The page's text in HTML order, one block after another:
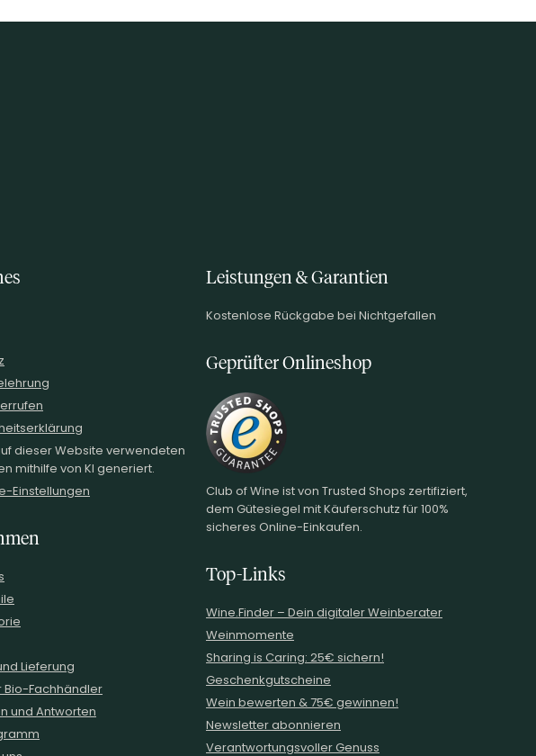
dieser Website verwendeten
mithilfe von KI generiert.
Einstellungen
Lieferung
Bio-Fachhändler
und Antworten
Leistungen & Garantien
Kostenlose Rückgabe bei Nichtgefallen
Geprüfter Onlineshop
Club of Wine ist von Trusted Shops zertifiziert,
dem Gütesiegel mit Käuferschutz für 100%
sicheres Online-Einkaufen.
Top-Links
Wine.Finder – Dein digitaler Weinberater
Weinmomente
Sharing is Caring: 25€ sichern!
Geschenkgutscheine
Wein bewerten & 75€ gewinnen!
Newsletter abonnieren
Verantwortungsvoller Genuss